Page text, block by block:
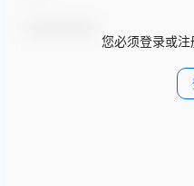
您必须登录或